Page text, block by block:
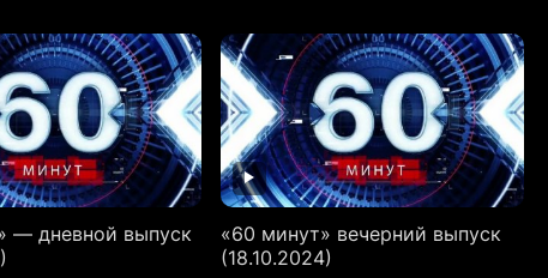
— дневной выпуск
«60 минут» вечерний выпуск
(18.10.2024)